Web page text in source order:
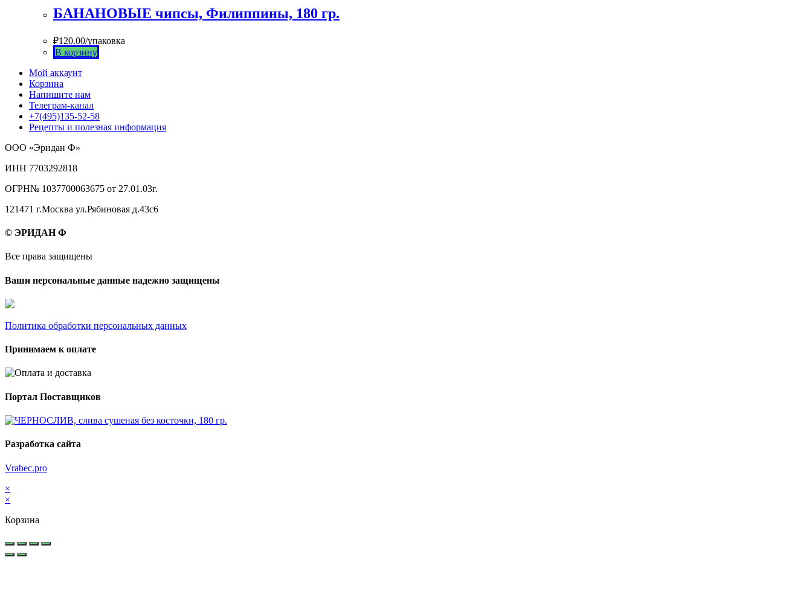
БАНАНОВЫЕ чипсы, Филиппины, 180 гр.
₽120.00/упаковка
В корзину
Мой аккаунт
Корзина
Напишите нам
Телеграм-канал
+7(495)135-52-58
Рецепты и полезная информация
ООО «Эридан Ф»
ИНН 7703292818
ОГРН№ 1037700063675 от 27.01.03г.
121471 г.Москва ул.Рябиновая д.43с6
© ЭРИДАН Ф
Все права защищены
Ваши персональные данные надежно защищены
Политика обработки персональных данных
Принимаем к оплате
Портал Поставщиков
Разработка сайта
Vrabec.pro
×
×
Корзина